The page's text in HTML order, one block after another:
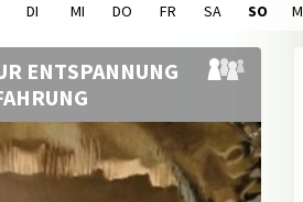
DI MI DO FR SA SO
ENTSPANNUNG